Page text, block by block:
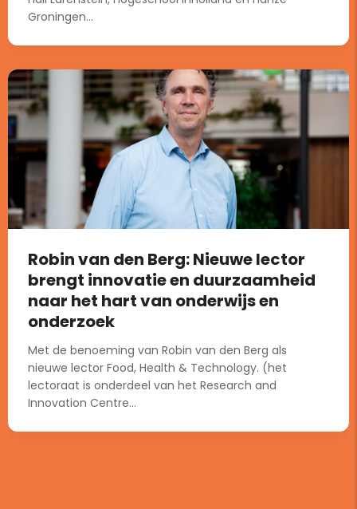
Groningen...
Robin van den Berg: Nieuwe lector
brengt innovatie en duurzaamheid
naar het hart van onderwijs en
onderzoek
Met de benoeming van Robin van den Berg als
nieuwe lector Food, Health & Technology. (het
lectoraat is onderdeel van het Research and
Innovation Centre...